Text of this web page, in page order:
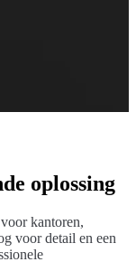
oplossing
kantoren,
voor detail en een